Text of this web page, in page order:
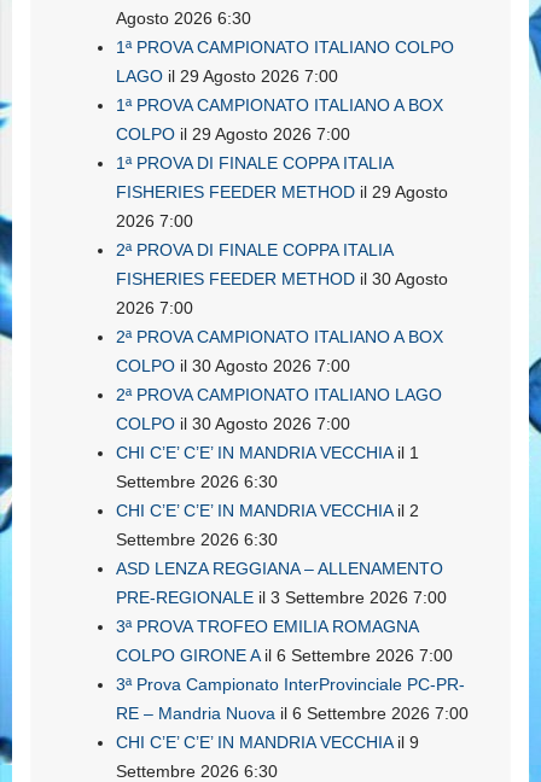
Agosto 2026 6:30
1ª PROVA CAMPIONATO ITALIANO COLPO
LAGO il 29 Agosto 2026 7:00
1ª PROVA CAMPIONATO ITALIANO A BOX
COLPO il 29 Agosto 2026 7:00
1ª PROVA DI FINALE COPPA ITALIA
FISHERIES FEEDER METHOD il 29 Agosto
2026 7:00
2ª PROVA DI FINALE COPPA ITALIA
FISHERIES FEEDER METHOD il 30 Agosto
2026 7:00
2ª PROVA CAMPIONATO ITALIANO A BOX
COLPO il 30 Agosto 2026 7:00
2ª PROVA CAMPIONATO ITALIANO LAGO
COLPO il 30 Agosto 2026 7:00
CHI C’E’ C’E’ IN MANDRIA VECCHIAil 1
Settembre 2026 6:30
CHI C’E’ C’E’ IN MANDRIA VECCHIAil 2
Settembre 2026 6:30
ASD LENZA REGGIANA – ALLENAMENTO
PRE-REGIONALE il 3 Settembre 2026 7:00
3ª PROVA TROFEO EMILIA ROMAGNA
COLPO GIRONE Ail 6 Settembre 2026 7:00
3ª Prova Campionato InterProvinciale PC-PR-
RE – Mandria Nuova il 6 Settembre 2026 7:00
CHI C’E’ C’E’ IN MANDRIA VECCHIAil 9
Settembre 2026 6:30